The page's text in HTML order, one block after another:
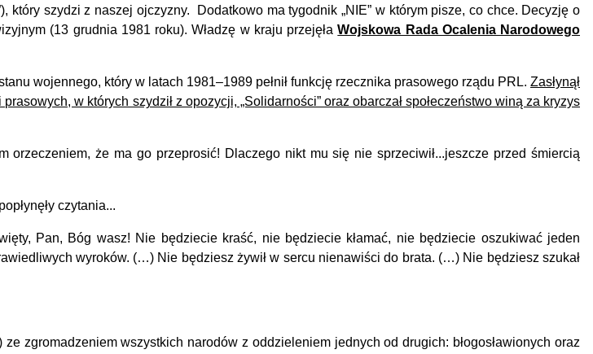
, który szydzi z naszej ojczyzny. Dodatkowo ma tygodnik „NIE” w którym pisze, co chce. Decyzję o
(13 grudnia 1981 roku). Władzę w kraju przejęłaWojskowa Rada Ocalenia Narodowego
wojennego, który wlatach 1981–1989 pełnił funkcję rzecznika prasowego rządu PRL.Zasłynął
w których szydził z opozycji, „Solidarności” oraz obarczał społeczeństwo winą za kryzys
orzeczeniem, że ma go przeprosić! Dlaczego nikt mu się nie sprzeciwił...jeszcze przed śmiercią
czytania...
Pan, Bóg wasz! Nie będziecie kraść, nie będziecie kłamać, nie będziecie oszukiwać jeden
wyroków. (…) Nie będziesz żywił w sercu nienawiści do brata. (…) Nie będziesz szukał
zgromadzeniem wszystkich narodów z oddzieleniem jednych od drugich: błogosławionych oraz